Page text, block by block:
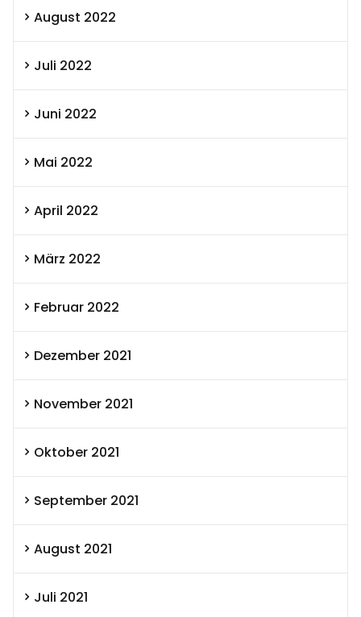
August 2022
Juli 2022
Juni 2022
Mai 2022
April 2022
März 2022
Februar 2022
Dezember 2021
November 2021
Oktober 2021
September 2021
August 2021
Juli 2021